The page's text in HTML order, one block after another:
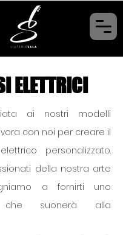
ELETTRICI
ai nostri modelli
con noi per creare il
personalizzato.
della nostra arte
a fornirti uno
che suonerà alla